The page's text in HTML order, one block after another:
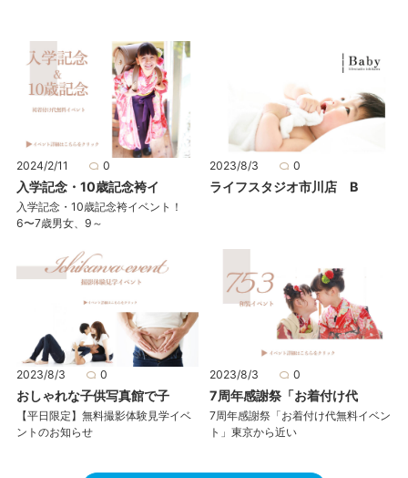
2024/2/11 0
入学記念・10歳記念袴イ
入学記念・10歳記念袴イベント！
6〜7歳男女、9～
2023/8/3 0
ライフスタジオ市川店 B
2023/8/3 0
おしゃれな子供写真館で子
【平日限定】無料撮影体験見学イベ
ントのお知らせ
2023/8/3 0
7周年感謝祭「お着付け代
7周年感謝祭「お着付け代無料イベン
ト」東京から近い